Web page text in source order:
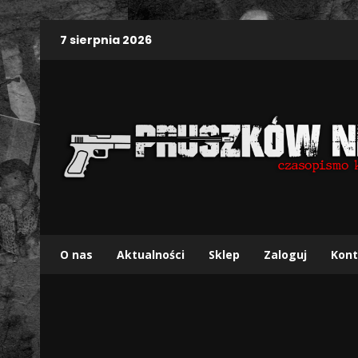
7 sierpnia 2026
O nas Aktualności Sklep Zaloguj